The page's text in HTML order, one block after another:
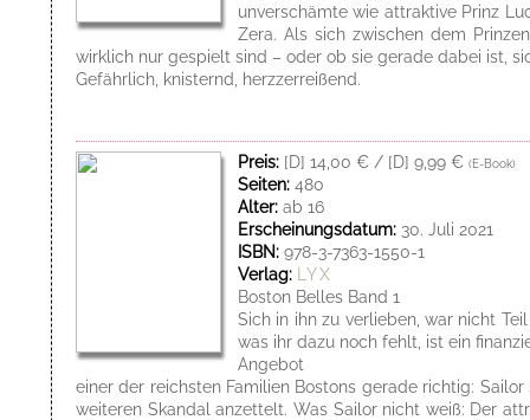
unverschämte wie attraktive Prinz
Zera. Als sich zwischen dem
wirklich nur gespielt sind – oder ob sie gerade dabei ist,
Gefährlich, knisternd, herzzerreißend.
Preis: [D] 14,00 € / [D] 9,99 € (E-Book)
Seiten: 480
Alter: ab 16
Erscheinungsdatum: 30. Juli 2021
ISBN: 978-3-7363-1550-1
Verlag:
LYX
Boston Belles Band 1
Sich in ihn zu verlieben, war nicht
was ihr dazu noch fehlt, ist ein
Angebot
einer der reichsten Familien Bostons gerade richtig:
weiteren Skandal anzettelt. Was Sailor nicht weiß: Der